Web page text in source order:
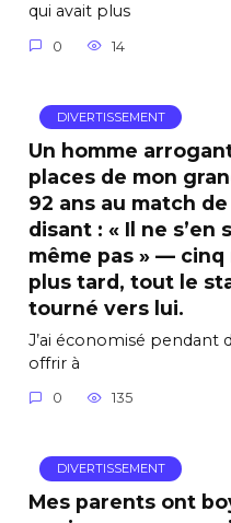
qui avait plus
0 14
DIVERTISSEMENT
Un homme
places de mon
92 ans au match
disant : « Il ne s’en
même pas » —
plus tard, tout le
tourné vers lui.
J’ai économisé pendant
offrir à
0 135
DIVERTISSEMENT
Mes parents ont